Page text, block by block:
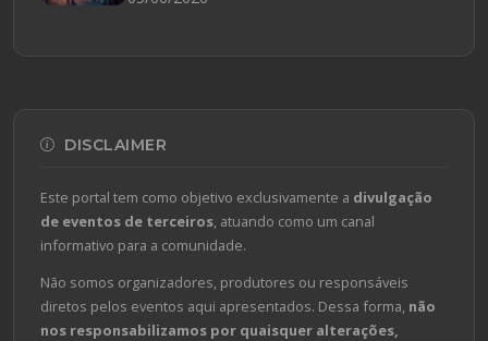
DISCLAIMER
Este portal tem como objetivo exclusivamente a divulgação
de eventos de terceiros, atuando como um canal
informativo para a comunidade.
Não somos organizadores, produtores ou responsáveis
diretos pelos eventos aqui apresentados. Dessa forma, não
nos responsabilizamos por quaisquer alterações,